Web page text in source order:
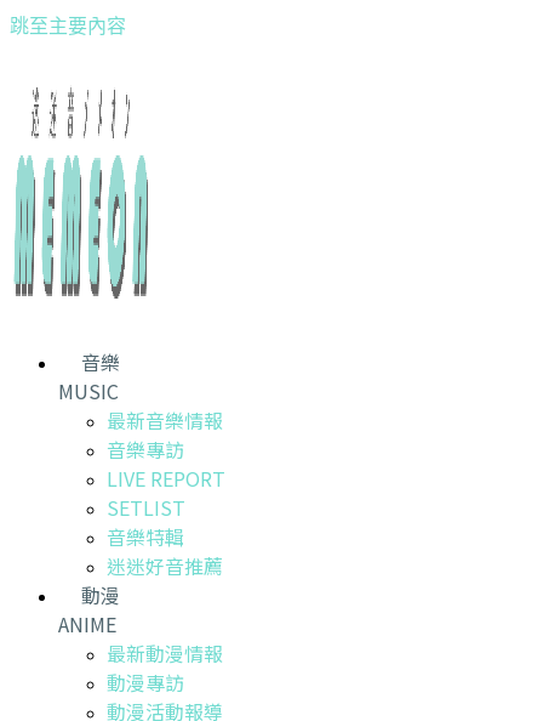
跳至主要內容
音樂
MUSIC
最新音樂情報
音樂專訪
LIVE REPORT
SETLIST
音樂特輯
迷迷好音推薦
動漫
ANIME
最新動漫情報
動漫專訪
動漫活動報導